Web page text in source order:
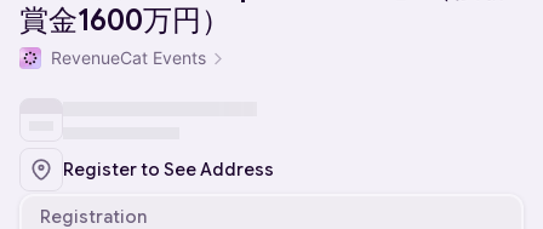
賞金1600万円）
RevenueCat Events
Register to See Address
Registration